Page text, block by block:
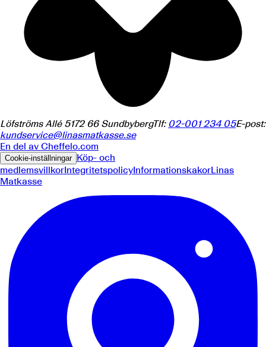
Löfströms Allé 5172 66 SundbybergTlf: 02-001 234 05E-post:
kundservice@linasmatkasse.se
En del av Cheffelo.com
Cookie-inställningar Köp- och
medlemsvillkorIntegritetspolicyInformationskakorLinas
Matkasse